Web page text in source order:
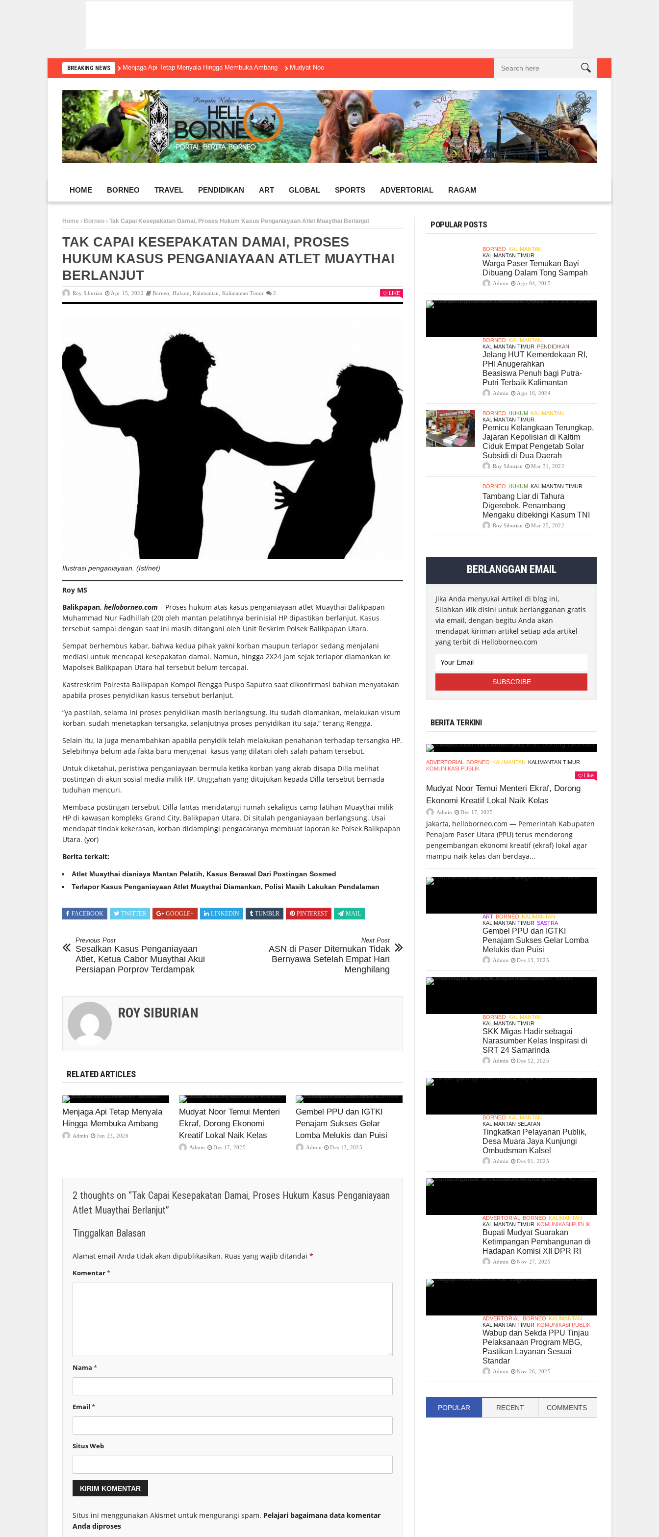
BREAKING NEWS Menjaga Api Tetap Menyala Hingga Membuka Ambang Mudyat Noor Temui Menteri Ekraf, Dorong Ekonomi Kreatif Lokal Naik Kelas Gembel PPU dan IGTKI Penajam Sukses Gelar
HOME BORNEO TRAVEL PENDIDIKAN ART GLOBAL SPORTS ADVERTORIAL RAGAM
Home Borneo Tak Capai Kesepakatan Damai, Proses Hukum Kasus Penganiayaan Atlet Muaythai Berlanjut
TAK CAPAI KESEPAKATAN DAMAI, PROSES
HUKUM KASUS PENGANIAYAAN ATLET MUAYTHAI
BERLANJUT
Roy Siburian Apr 15, 2022 Borneo Hukum ,Kalimantan ,Kalimantan Timur 2 LIKE
Ilustrasi penganiayaan. (Ist/net)
Roy MS
Balikpapan, helloborneo.com – Proses hukum atas kasus penganiayaan atlet Muaythai Balikpapan
Muhammad Nur Fadhillah (20) oleh mantan pelatihnya berinisial HP dipastikan berlanjut. Kasus
tersebut sampai dengan saat ini masih ditangani oleh Unit Reskrim Polsek Balikpapan Utara.
Sempat berhembus kabar, bahwa kedua pihak yakni korban maupun terlapor sedang menjalani
mediasi untuk mencapai kesepakatan damai. Namun, hingga 2X24 jam sejak terlapor diamankan ke
Mapolsek Balikpapan Utara hal tersebut belum tercapai.
Kastreskrim Polresta Balikpapan Kompol Rengga Puspo Saputro saat dikonfirmasi bahkan menyatakan
apabila proses penyidikan kasus tersebut berlanjut.
“ya pastilah, selama ini proses penyidikan masih berlangsung. Itu sudah diamankan, melakukan visum
korban, sudah menetapkan tersangka, selanjutnya proses penyidikan itu saja,” terang Rengga.
Selain itu, Ia juga menambahkan apabila penyidik telah melakukan penahanan terhadap tersangka HP.
Selebihnya belum ada fakta baru mengenai kasus yang dilatari oleh salah paham tersebut.
Untuk diketahui, peristiwa penganiayaan bermula ketika korban yang akrab disapa Dilla melihat
postingan di akun sosial media milik HP. Unggahan yang ditujukan kepada Dilla tersebut bernada
tuduhan mencuri.
Membaca postingan tersebut, Dilla lantas mendatangi rumah sekaligus camp latihan Muaythai milik
HP di kawasan kompleks Grand City, Balikpapan Utara. Di situlah penganiayaan berlangsung. Usai
mendapat tindak kekerasan, korban didampingi pengacaranya membuat laporan ke Polsek Balikpapan
Utara. (yor)
Berita terkait:
Atlet Muaythai dianiaya Mantan Pelatih, Kasus Berawal Dari Postingan Sosmed
Terlapor Kasus Penganiayaan Atlet Muaythai Diamankan, Polisi Masih Lakukan Pendalaman
FACEBOOK TWITTER GOOGLE+ LINKEDIN TUMBLR PINTEREST MAIL
Previous Post
Sesalkan Kasus Penganiayaan
Atlet, Ketua Cabor Muaythai Akui
Persiapan Porprov Terdampak
Next Post
ASN di Paser Ditemukan Tidak
Bernyawa Setelah Empat Hari
Menghilang
ROY SIBURIAN
RELATED ARTICLES
Menjaga Api Tetap Menyala
Hingga Membuka Ambang
Admin Jun 23, 2026
Mudyat Noor Temui Menteri
Ekraf, Dorong Ekonomi
Kreatif Lokal Naik Kelas
Admin Des 17, 2025
Gembel PPU dan IGTKI
Penajam Sukses Gelar
Lomba Melukis dan Puisi
Admin Des 13, 2025
2 thoughts on “Tak Capai Kesepakatan Damai, Proses Hukum Kasus Penganiayaan
Atlet Muaythai Berlanjut”
Tinggalkan Balasan
Alamat email Anda tidak akan dipublikasikan. Ruas yang wajib ditandai *
Komentar*
Nama *
Email *
Situs Web
Situs ini menggunakan Akismet untuk mengurangi spam. Pelajari bagaimana data komentar
Anda diproses
POPULAR POSTS
BORNEO KALIMANTAN
KALIMANTAN TIMUR
Warga Paser Temukan Bayi
Dibuang Dalam Tong Sampah
Admin Agu 04, 2015
BORNEO KALIMANTAN
KALIMANTAN TIMUR PENDIDIKAN
Jelang HUT Kemerdekaan RI,
PHI Anugerahkan
Beasiswa Penuh bagi Putra-
Putri Terbaik Kalimantan
Admin Agu 16, 2024
BORNEO HUKUM KALIMANTAN
KALIMANTAN TIMUR
Pemicu Kelangkaan Terungkap,
Jajaran Kepolisian di Kaltim
Ciduk Empat Pengetab Solar
Subsidi di Dua Daerah
Roy Siburian Mar 31, 2022
BORNEO HUKUM KALIMANTAN TIMUR
Tambang Liar di Tahura
Digerebek, Penambang
Mengaku dibekingi Kasum TNI
Roy Siburian Mar 25, 2022
BERLANGGAN EMAIL
Jika Anda menyukai Artikel di blog ini,
Silahkan klik disini untuk berlangganan gratis
via email, dengan begitu Anda akan
mendapat kiriman artikel setiap ada artikel
yang terbit di Helloborneo.com
BERITA TERKINI
ADVERTORIAL BORNEO KALIMANTAN KALIMANTAN TIMUR
KOMUNIKASI PUBLIK
Like
Mudyat Noor Temui Menteri Ekraf, Dorong
Ekonomi Kreatif Lokal Naik Kelas
Admin Des 17, 2025
Jakarta, helloborneo.com — Pemerintah Kabupaten
Penajam Paser Utara (PPU) terus mendorong
pengembangan ekonomi kreatif (ekraf) lokal agar
mampu naik kelas dan berdaya...
ART BORNEO KALIMANTAN
KALIMANTAN TIMUR SASTRA
Gembel PPU dan IGTKI
Penajam Sukses Gelar Lomba
Melukis dan Puisi
Admin Des 13, 2025
BORNEO KALIMANTAN
KALIMANTAN TIMUR
SKK Migas Hadir sebagai
Narasumber Kelas Inspirasi di
SRT 24 Samarinda
Admin Des 12, 2025
BORNEO KALIMANTAN
KALIMANTAN SELATAN
Tingkatkan Pelayanan Publik,
Desa Muara Jaya Kunjungi
Ombudsman Kalsel
Admin Des 01, 2025
ADVERTORIAL BORNEO KALIMANTAN
KALIMANTAN TIMUR KOMUNIKASI PUBLIK
Bupati Mudyat Suarakan
Ketimpangan Pembangunan di
Hadapan Komisi XII DPR RI
Admin Nov 27, 2025
ADVERTORIAL BORNEO KALIMANTAN
KALIMANTAN TIMUR KOMUNIKASI PUBLIK
Wabup dan Sekda PPU Tinjau
Pelaksanaan Program MBG,
Pastikan Layanan Sesuai
Standar
Admin Nov 26, 2025
POPULAR RECENT COMMENTS